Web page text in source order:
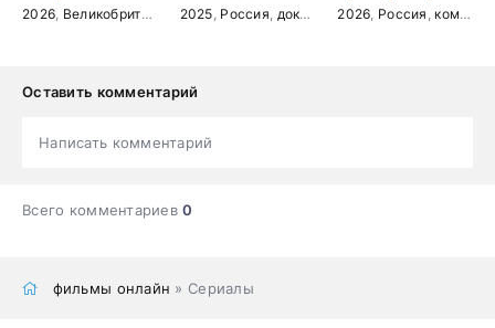
2026 Великобритания США Индия, мультфильм,фэнтези,семейный
2025 Россия документальный
2026 Россия комедия
Оставить комментарий
Написать комментарий
Всего комментариев0
фильмы онлайн » Сериалы